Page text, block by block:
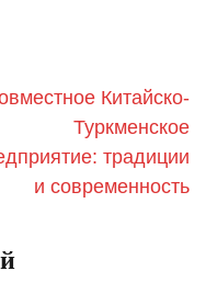
Китайско-
Туркменское
традиции
и современность